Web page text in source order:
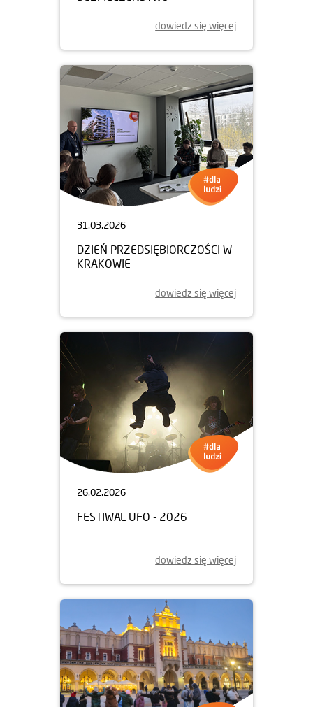
dowiedz się więcej
31.03.2026
DZIEŃ PRZEDSIĘBIORCZOŚCI W
KRAKOWIE
dowiedz się więcej
26.02.2026
FESTIWAL UFO - 2026
dowiedz się więcej